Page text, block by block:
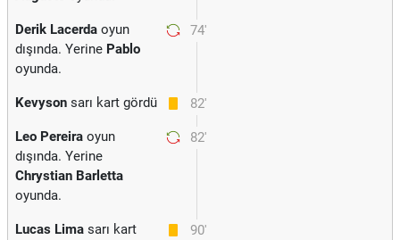
74'
Derik Lacerda oyun
dışında. Yerine Pablo
oyunda.
82'
Kevyson sarı kart gördü
82'
Leo Pereira oyun
dışında. Yerine
Chrystian Barletta
oyunda.
90'
Lucas Lima sarı kart